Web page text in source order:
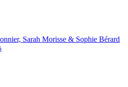
Sarah Morisse & Sophie Bérard